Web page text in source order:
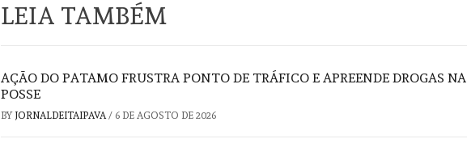
LEIA TAMBÉM
AÇÃO DO PATAMO FRUSTRA PONTO DE TRÁFICO E APREENDE DROGAS NA
POSSE
BY JORNALDEITAIPAVA/ 6 DE AGOSTO DE 2026